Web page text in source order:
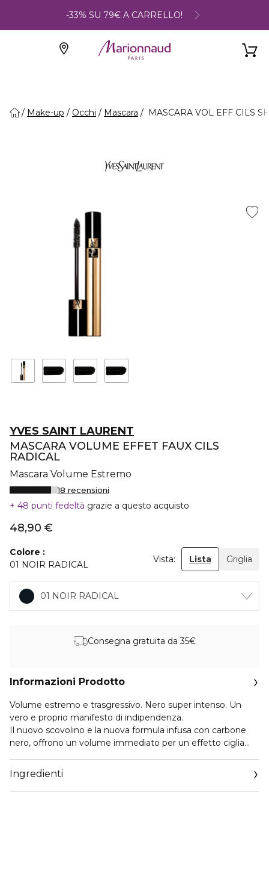
-33% SU 79€ A CARRELLO!
Make-up Occhi Mascara MASCARA VOL EFF CILS
YVES SAINT LAURENT
MASCARA VOLUME EFFET FAUX CILS
RADICAL
Mascara Volume Estremo
18 recensioni
48 punti fedeltà grazie a questo acquisto
48,90 €
Colore
01 NOIR RADICAL
Vista: Lista Griglia
01 NOIR RADICAL
Consegna gratuita da 35€
Informazioni Prodotto
Volume estremo e trasgressivo. Nero super intenso. Un
vero e proprio manifesto di indipendenza.
Il nuovo scovolino e la nuova formula infusa con carbone
nero, offrono un volume immediato per un effetto ciglia
La ""new care"" formula con estratto di noci e olio di argan
dei giardini dell'ourika del Marocco, per ciglia voluminose.
Il nuovo scovolino, più grande, permette di raccogliere più
Ingredienti